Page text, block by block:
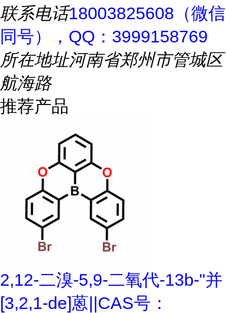
联系电话18003825608（微信
同号），QQ：3999158769
所在地址河南省郑州市管城区
航海路
推荐产品
2,12-二溴-5,9-二氧代-13b-"并
[3,2,1-de]蒽||CAS号：